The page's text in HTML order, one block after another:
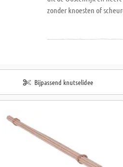
zonder knoesten of
Bijpassend knutselidee